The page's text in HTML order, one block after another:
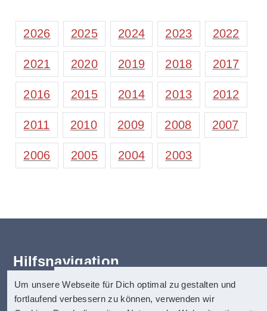
2026 2025 2024 2023 2022
2021 2020 2019 2018 2017
2016 2015 2014 2013 2012
2011 2010 2009 2008 2007
2006 2005 2004 2003
Hilfsnavigation
Erklärung zur Barrierefreiheit
Startseite
anatom5 perception marketing
GmbH
Um unsere Webseite für Dich optimal zu gestalten und
fortlaufend verbessern zu können, verwenden wir